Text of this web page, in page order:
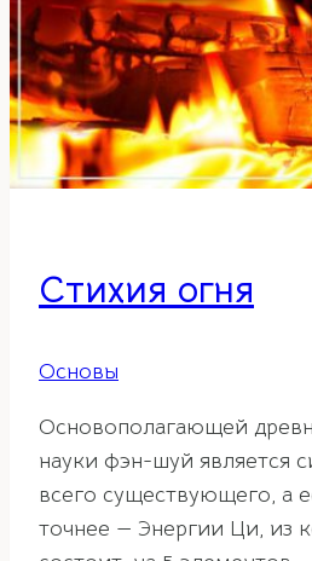
Стихия огня
Основы
Основополагающей
науки фэн-шуй является
всего существующего, а
точнее — Энергии Ци, из